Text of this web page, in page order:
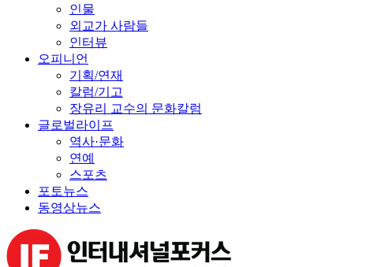
인물
외교가 사람들
인터뷰
오피니언
기획/연재
칼럼/기고
장유리 교수의 문화칼럼
글로벌라이프
역사·문화
연예
스포츠
포토뉴스
동영상뉴스